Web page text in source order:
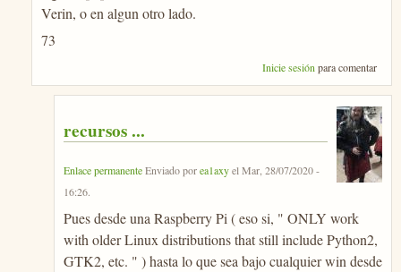
Verin, o en algun otro lado.
73
Inicie sesión para comentar
recursos ...
Enlace permanenteEnviado porea1axyelMar, 28/07/2020 -
16:26.
Pues desde una Raspberry Pi ( eso si, " ONLY work
with older Linux distributions that still include Python2,
GTK2, etc. " ) hasta lo que sea bajo cualquier win desde